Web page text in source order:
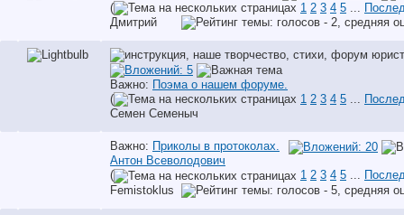
(
1 2 3 4 5
Дмитрий
Важно: Поэма о нашем форуме.
(
1 2 3 4 5
Семен Семеныч
Важно: Приколы в протоколах.
Антон Всеволодович
(
1 2 3 4 5 ...
Femistoklus